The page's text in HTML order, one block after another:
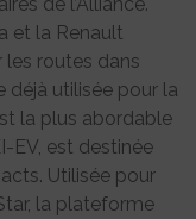
de l’Alliance.
et la Renault
les routes dans
déjà utilisée pour la
la plus abordable
EV, est destinée
Utilisée pour
la plateforme